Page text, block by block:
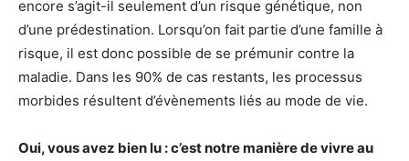
encore s’agit-il seulement d’un risque génétique, non
d’une prédestination. Lorsqu’on fait partie d’une famille à
risque, il est donc possible de se prémunir contre la
maladie. Dans les 90% de cas restants, les processus
morbides résultent d’évènements liés au mode de vie.
Oui, vous avez bien lu : c’est notre manière de vivre au